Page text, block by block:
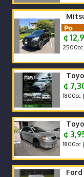
¢
2500cc
¢
1800cc
¢
1800cc
Ford